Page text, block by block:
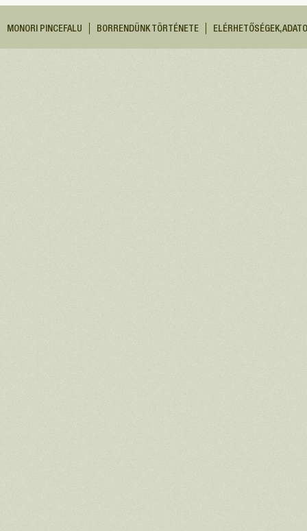
MONORI PINCEFALU BORRENDÜNK TÖRTÉNETE ELÉRHETŐSÉGEK,